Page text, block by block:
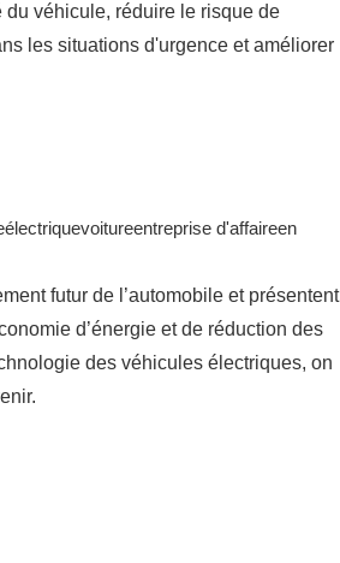
véhicule, réduire le risque de
les situations d'urgence et améliorer
électriquevoitureentreprise d'affaireen
futur de l’automobile et présentent
d’énergie et de réduction des
des véhicules électriques, on